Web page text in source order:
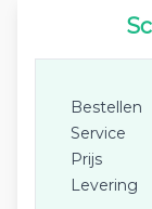
Bestellen
Service
Prijs
Levering